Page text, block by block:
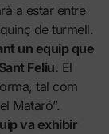
a estar entre
de turmell.
un equip que
Feliu. El
tal com
Mataró”.
va exhibir